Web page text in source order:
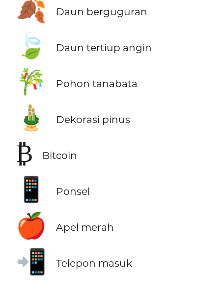
🍂 Daun berguguran
🍃 Daun tertiup angin
🎋 Pohon tanabata
🎍 Dekorasi pinus
₿ Bitcoin
📱 Ponsel
🍎 Apel merah
📲 Telepon masuk